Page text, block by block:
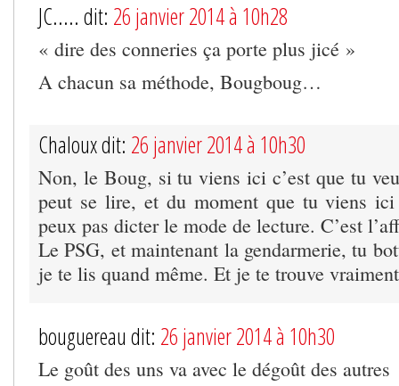
JC..... dit: 26 janvier 2014 à 10h28
« dire des conneries ça porte plus jicé »
A chacun sa méthode, Bougboug…
Chaloux dit: 26 janvier 2014 à 10h30
Non, le Boug, si tu viens ici c’est que tu
peut se lire, et du moment que tu viens
peux pas dicter le mode de lecture. C’est
Le PSG, et maintenant la gendarmerie, tu
je te lis quand même. Et je te trouve
bouguereau dit: 26 janvier 2014 à 10h30
Le goût des uns va avec le dégoût des autres